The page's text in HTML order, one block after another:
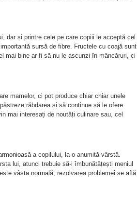
dar și printre cele pe care copiii le acceptă cel
sursă de fibre. Fructele cu coajă sunt
mai bine ar fi să nu le ascunzi în mâncăruri, ci
mamelor, ci pot produce chiar chiar unele
răbdarea și să continue să le ofere
mai interesați de noutăți culinare sau, cel
a copilului, la o anumită vârstă.
lui, atunci trebuie să-i îmbunătățești meniul
vâsta normală, rezolvarea problemei se află